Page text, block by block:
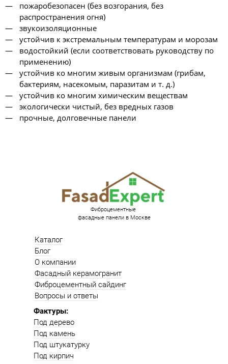
пожаробезопасен (без возгорания, без
распространения огня)
звукоизоляционные
устойчив к экстремальным температурам и морозам
водостойкий (если соответствовать руководству по
применению)
устойчив ко многим живым организмам (грибам,
бактериям, насекомым, паразитам и т. д.)
устойчив ко многим химическим веществам
экологически чистый, без вредных газов
прочные, долговечные панели
Фактуры:
Под дерево
Под камень
Под штукатурку
Под кирпич
Каталог
Блог
О компании
Фасадный керамогранит
Фиброцементный сайдинг
Вопросы и ответы
Фиброцементные
фасадные панели в Москве